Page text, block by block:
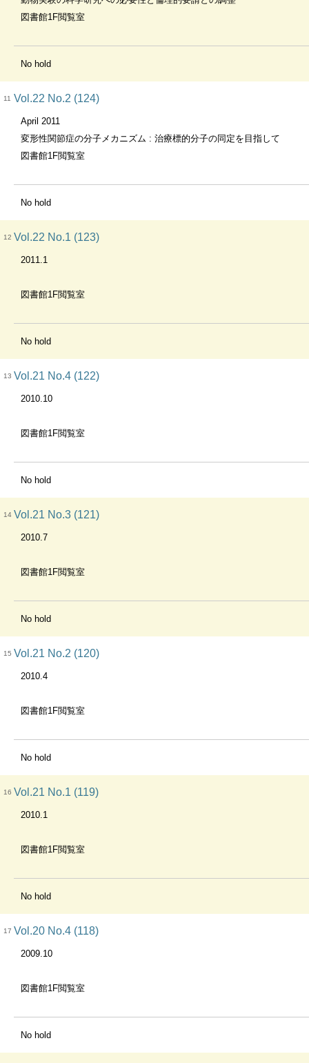
図書館1F閲覧室
No hold
11 Vol.22 No.2 (124)
April 2011
変形性関節症の分子メカニズム : 治療標的分子の同定を目指して
図書館1F閲覧室
No hold
12 Vol.22 No.1 (123)
2011.1
図書館1F閲覧室
No hold
13 Vol.21 No.4 (122)
2010.10
図書館1F閲覧室
No hold
14 Vol.21 No.3 (121)
2010.7
図書館1F閲覧室
No hold
15 Vol.21 No.2 (120)
2010.4
図書館1F閲覧室
No hold
16 Vol.21 No.1 (119)
2010.1
図書館1F閲覧室
No hold
17 Vol.20 No.4 (118)
2009.10
図書館1F閲覧室
No hold